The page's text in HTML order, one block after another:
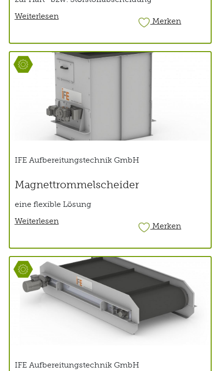
Weiterlesen
Merken
IFE Aufbereitungstechnik GmbH
Magnettrommelscheider
eine flexible Lösung
Weiterlesen
Merken
IFE Aufbereitungstechnik GmbH